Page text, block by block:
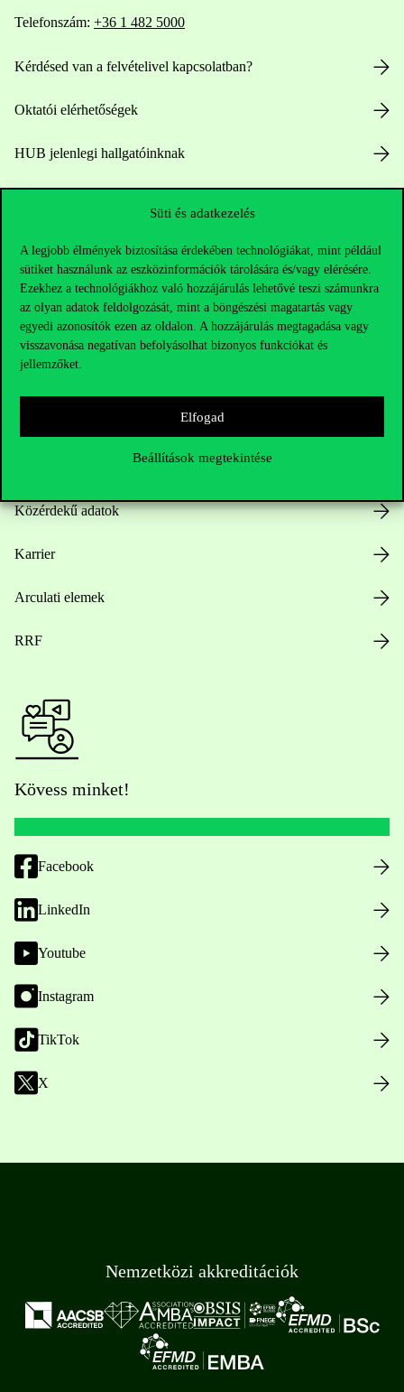
Süti és adatkezelés
A legjobb élmények biztosítása érdekében technológiákat, mint például
sütiket használunk az eszközinformációk tárolására és/vagy elérésére.
Ezekhez a technológiákhoz való hozzájárulás lehetővé teszi számunkra
az olyan adatok feldolgozását, mint a böngészési magatartás vagy
egyedi azonosítók ezen az oldalon. A hozzájárulás megtagadása vagy
visszavonása negatívan befolyásolhat bizonyos funkciókat és
jellemzőket.
Elfogad
Beállítások megtekintése
Telefonszám: +36 1 482 5000
Kérdésed van a felvételivel kapcsolatban?
Oktatói elérhetőségek
HUB jelenlegi hallgatóinknak
Hasznos linkek
Közérdekű adatok
Karrier
Arculati elemek
RRF
Kövess minket!
Facebook
LinkedIn
Youtube
Instagram
TikTok
X
Nemzetközi akkreditációk